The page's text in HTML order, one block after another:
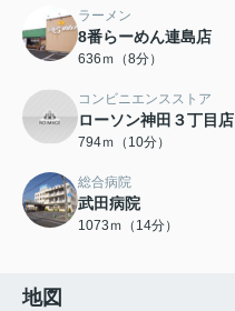
ラーメン
8番らーめん連島店
636ｍ（8分）
コンビニエンスストア
ローソン神田３丁目店
794ｍ（10分）
総合病院
武田病院
1073ｍ（14分）
地図